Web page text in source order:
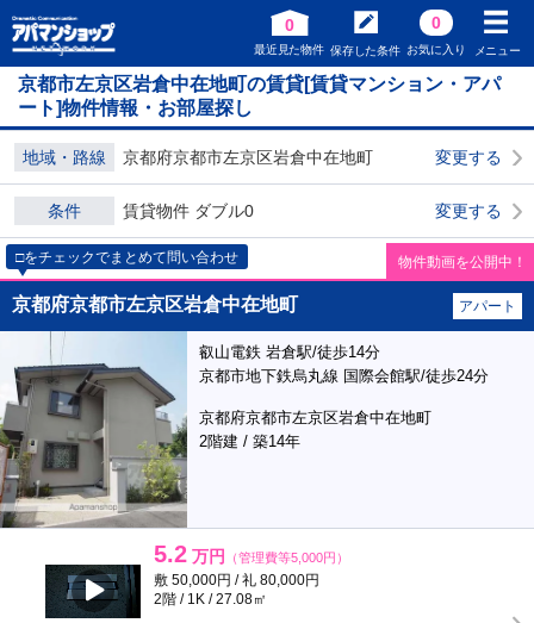
0
最近見た物件 保存した条件
0
お気に入り メニュー
京都市左京区岩倉中在地町の賃貸[賃貸マンション・アパ
ート]物件情報・お部屋探し
地域・路線 京都府京都市左京区岩倉中在地町 変更する
条件 賃貸物件 ダブル0 変更する
□をチェックでまとめて問い合わせ 物件動画を公開中！
京都府京都市左京区岩倉中在地町 アパート
叡山電鉄 岩倉駅/徒歩14分
京都市地下鉄烏丸線 国際会館駅/徒歩24分
京都府京都市左京区岩倉中在地町
2階建 / 築14年
5.2 万円 （管理費等5,000円）
敷 50,000円 / 礼 80,000円
2階 / 1K / 27.08㎡